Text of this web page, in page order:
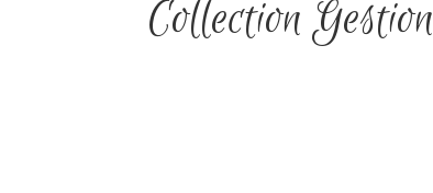
Collection